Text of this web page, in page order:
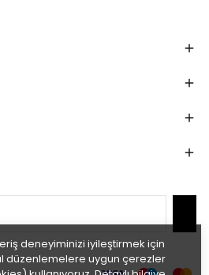
deneyiminizi iyileştirmek için
düzenlemelere uygun çerezler